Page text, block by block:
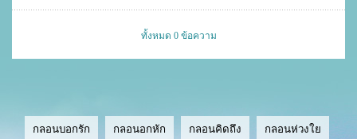
ทั้งหมด 0 ข้อความ
กลอนบอกรัก กลอนอกหัก กลอนคิดถึง กลอนห่วงใย